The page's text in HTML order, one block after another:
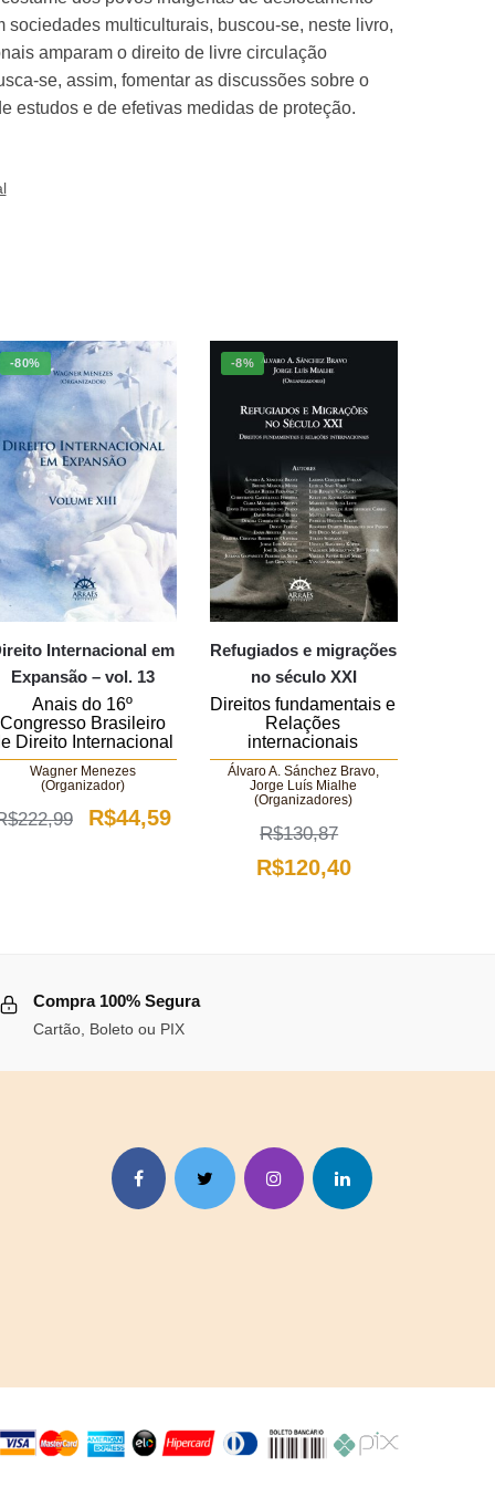
multiculturais, buscou-se, neste livro,
amparam o direito de livre circulação
se, assim, fomentar as discussões sobre o
estudos e de efetivas medidas de proteção.
-80%
Internacional em
Expansão – vol. 13
Anais do 16º
Congresso Brasileiro
Direito Internacional
Wagner Menezes
(Organizador)
222,99
O
R$44,59O
-8%
Refugiados e migrações
no século XXI
Direitos fundamentais e
Relações
internacionais
Álvaro A. Sánchez Bravo,
Jorge Luís Mialhe
(Organizadores)
R$130,87
O
R$120,40O
Compra 100% Segura
Cartão, Boleto ou PIX